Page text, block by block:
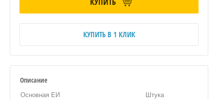
КУПИТЬ В 1 КЛИК
Описание
Основная ЕИ Штука